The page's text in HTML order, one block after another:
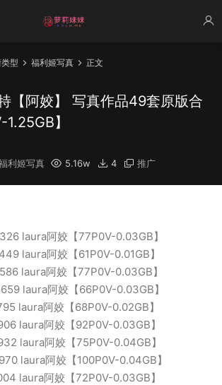
型 福利姬写真 正文
【阿姣】 写真作品49套原版合
】
利姬写真 5.16w 4 推广
laura阿姣【77P0V-0.03GB】
laura阿姣【61P0V-0.01GB】
laura阿姣【77P0V-0.03GB】
laura阿姣【66P0V-0.03GB】
laura阿姣【68P0V-0.02GB】
laura阿姣【92P0V-0.03GB】
laura阿姣【75P0V-0.04GB】
laura阿姣【100P0V-0.04GB】
laura阿姣【72P0V-0.03GB】